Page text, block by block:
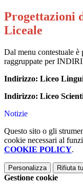
Progettazioni
Liceale
Dal menu contestuale è
raggruppate per
Indirizzo: Liceo
Indirizzo: Liceo
Notizie
Questo sito o gli
cookie necessari al
COOKIE POLICY.
Personalizza Rifiuta
Gestione cookie